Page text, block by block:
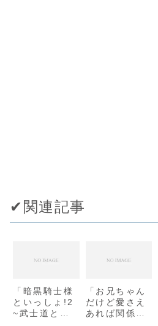
✔︎関連記事
「暗黒騎士様
といっしょ!2
~武士道とは
「お兄ちゃん
だけど愛さえ
あれば関係な